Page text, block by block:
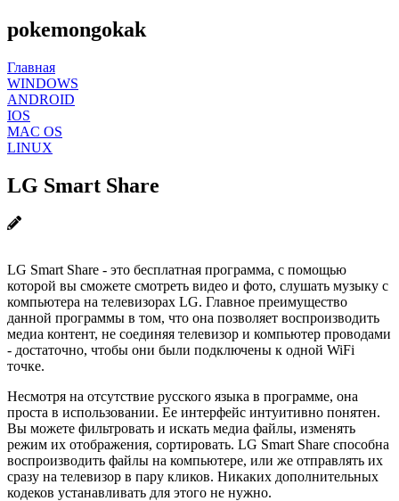
pokemongokak
Главная
WINDOWS
ANDROID
IOS
MAC OS
LINUX
LG Smart Share
LG Smart Share - это бесплатная программа, с помощью
которой вы сможете смотреть видео и фото, слушать музыку с
компьютера на телевизорах LG. Главное преимущество
данной программы в том, что она позволяет воспроизводить
медиа контент, не соединяя телевизор и компьютер проводами
- достаточно, чтобы они были подключены к одной WiFi
точке.
Несмотря на отсутствие русского языка в программе, она
проста в использовании. Ее интерфейс интуитивно понятен.
Вы можете фильтровать и искать медиа файлы, изменять
режим их отображения, сортировать. LG Smart Share способна
воспроизводить файлы на компьютере, или же отправлять их
сразу на телевизор в пару кликов. Никаких дополнительных
кодеков устанавливать для этого не нужно.